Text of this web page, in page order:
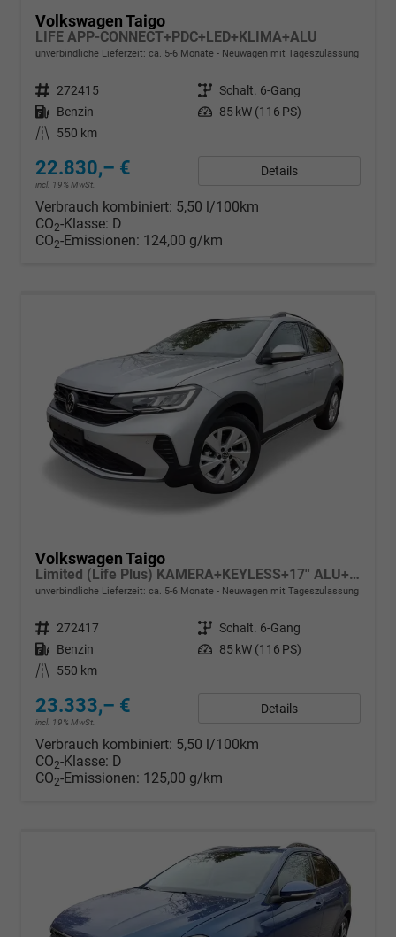
Volkswagen Taigo
LIFE APP-CONNECT+PDC+LED+KLIMA+ALU
unverbindliche Lieferzeit: ca. 5-6 Monate Neuwagen mit Tageszulassung
Fahrzeugnr. 272415 Getriebe Schalt. 6-Gang
Kraftstoff Benzin Leistung 85 kW (116 PS)
Kilometerstand
550 km
22.830,– €
incl. 19% MwSt.
Details
Verbrauch kombiniert: 5,50 l/100km
CO2-Klasse: D
CO2-Emissionen: 124,00 g/km
Volkswagen Taigo
Limited (Life Plus) KAMERA+KEYLESS+17'' ALU+LED
unverbindliche Lieferzeit: ca. 5-6 Monate Neuwagen mit Tageszulassung
Fahrzeugnr. 272417 Getriebe Schalt. 6-Gang
Kraftstoff Benzin Leistung 85 kW (116 PS)
Kilometerstand
550 km
23.333,– €
incl. 19% MwSt.
Details
Verbrauch kombiniert: 5,50 l/100km
CO2-Klasse: D
CO2-Emissionen: 125,00 g/km